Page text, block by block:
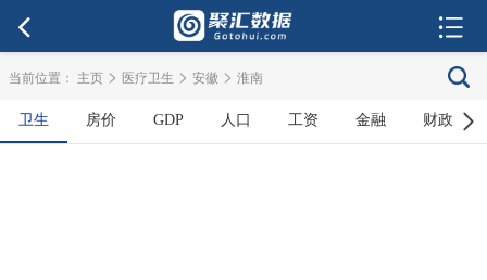
当前位置： 主页 > 医疗卫生 > 安徽 > 淮南
卫生 房价 GDP 人口 工资 金融 财政